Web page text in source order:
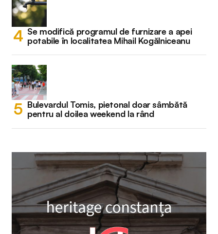
Se modifică programul de furnizare a apei
potabile în localitatea Mihail Kogălniceanu
Bulevardul Tomis, pietonal doar sâmbătă
pentru al doilea weekend la rând